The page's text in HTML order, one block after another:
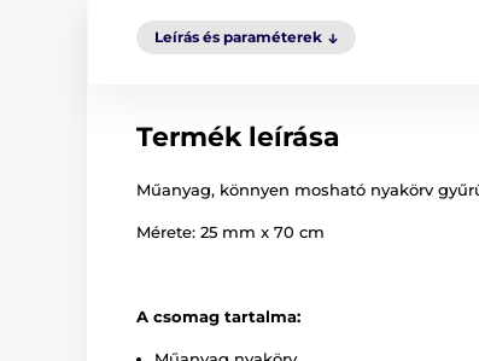
Leírás és paraméterek
Termék leírása
Műanyag, könnyen mosható nyakörv
Mérete: 25 mm x 70 cm
A csomag tartalma: